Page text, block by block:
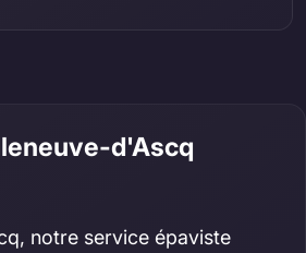
d'Ascq
notre service épaviste